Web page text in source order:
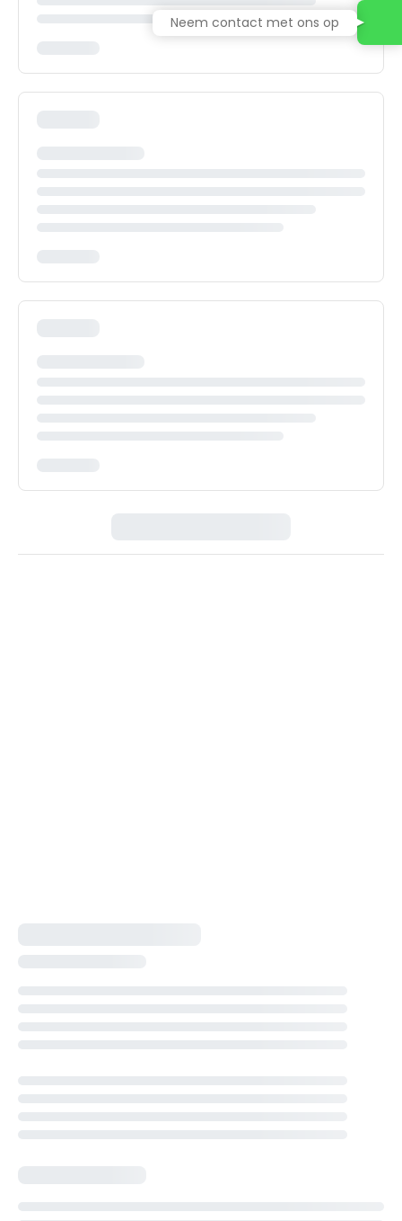
Neem contact met ons op